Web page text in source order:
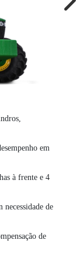
em
à frente e 4
necessidade de
de